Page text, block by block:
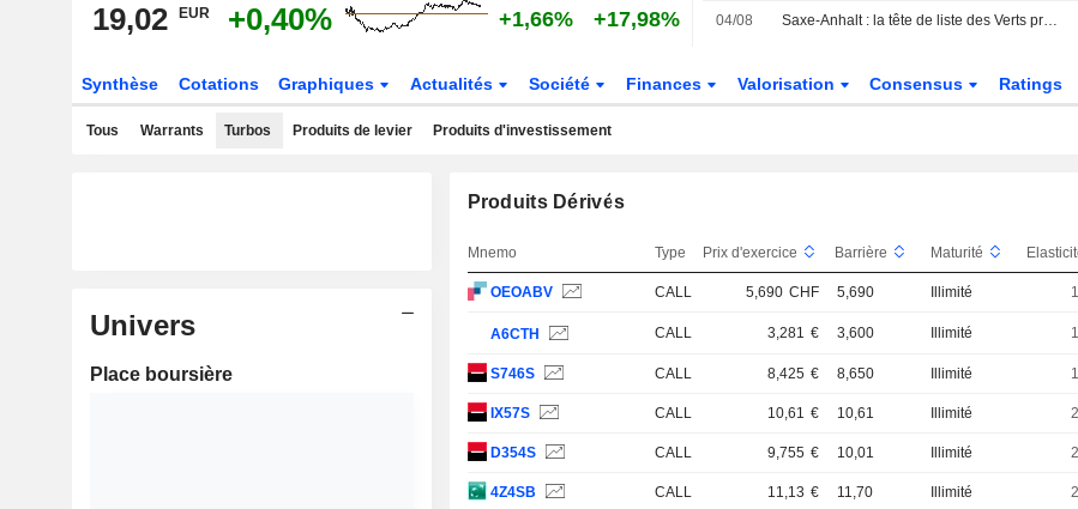
19,02 EUR +0,40% +1,66% +17,98% 04/08 Saxe-Anhalt : la tête de liste des Verts prône des prix de l'électricité régionaux
Synthèse Cotations Graphiques Actualités Société Finances Valorisation Consensus Ratings
Tous Warrants Turbos Produits de levier Produits d'investissement
Univers
Place boursière
Produits Dérivés
Mnemo Type Prix d'exercice Barrière Maturité
OEOABV CALL 5,690 CHF 5,690 Illimité
A6CTH CALL 3,281 € 3,600 Illimité
S746S CALL 8,425 € 8,650 Illimité
IX57S CALL 10,61 € 10,61 Illimité
D354S CALL 9,755 € 10,01 Illimité
4Z4SB CALL 11,13 € 11,70 Illimité